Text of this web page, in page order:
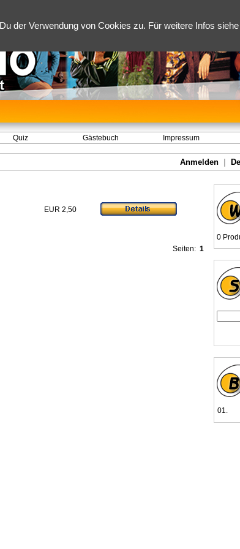
der Verwendung von Cookies zu. Für weitere Infos siehe
Quiz Gästebuch Impressum
Anmelden
EUR 2,50
Seiten: 1
0
01.